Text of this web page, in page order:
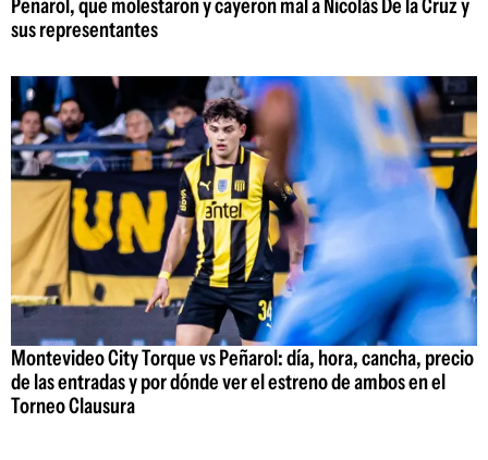
Peñarol, que molestaron y cayeron mal a Nicolás De la Cruz y
sus representantes
Montevideo City Torque vs Peñarol: día, hora, cancha, precio
de las entradas y por dónde ver el estreno de ambos en el
Torneo Clausura